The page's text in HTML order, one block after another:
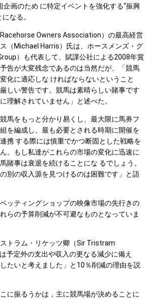
画のため に特定イベントを強化する“振興
なる。
Owners Association）の最高経営
（Michael Harris）氏は、ホースメンズ・グ
）も代表して、賦課公社による2008年賞
告が大変残念であるのは当然だが、「競馬
化に適応しな ければならないということ
しい警告です。競馬は素晴らしい賭事です
理解されていません」と述べた。
馬をもっと分かり易くし、最大限に馬券フ
を編成し、最も必要とされる時期に開催を
携 する際には慎重でかつ断固とした戦略を
。もし私達がこれらの市場の変化に迅速に
賭事は衰退を続けることにな るでしょう。
別の収入源を見つけるのは困難です」と語
ッティングショップの映像市場の先行きの
らの予算削減が不可避なものとなっていま
トラム・リケッツ卿（Sir Tristram
予定外の支出や収入の更なる減少に備え
たいと考えました」と10％削減の理由を説
に振るうかは，主に競馬場が決めることに